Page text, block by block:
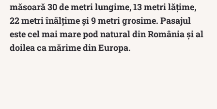
măsoară 30 de metri lungime, 13 metri lăţime,
22 metri înălţime şi 9 metri grosime. Pasajul
este cel mai mare pod natural din România și al
doilea ca mărime din Europa.